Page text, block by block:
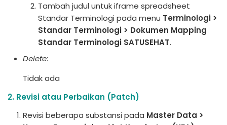
Tambah judul untuk iframe spreadsheet
Standar Terminologi pada menu Terminologi >
Standar Terminologi > Dokumen Mapping
Standar Terminologi SATUSEHAT.
Delete:
Tidak ada
2. Revisi atau Perbaikan (Patch)
Revisi beberapa substansi pada Master Data >